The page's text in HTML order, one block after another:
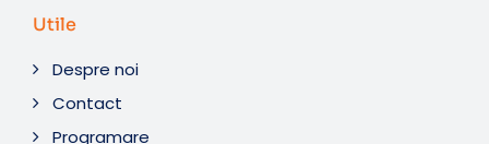
Utile
Despre noi
Contact
Programare